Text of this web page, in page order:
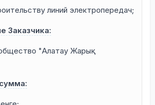
линий электропередач;
Заказчика:
"Алатау Жарық